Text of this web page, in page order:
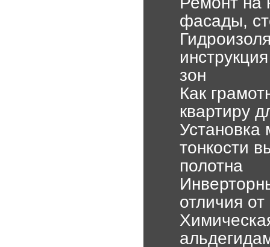
фасады,
зон
Как
квартиру
тонкости
полотна
отличия